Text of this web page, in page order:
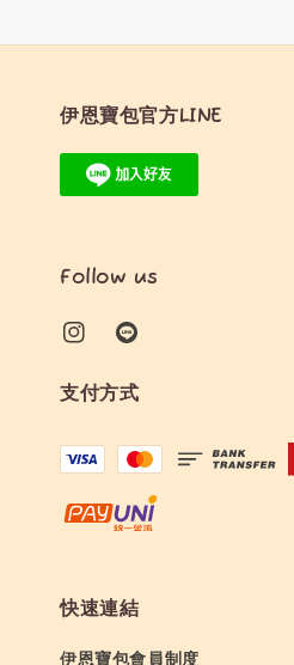
伊恩寶包官方LINE
Follow us
支付方式
快速連結
伊恩寶包會員制度